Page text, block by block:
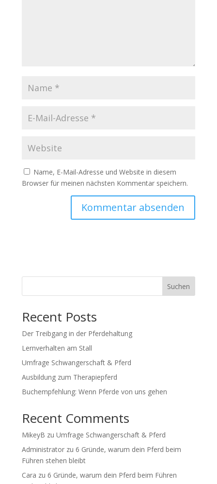
Name, E-Mail-Adresse und Website in diesem
Browser für meinen nächsten Kommentar speichern.
Suchen
Recent Posts
Der Treibgang in der Pferdehaltung
Lernverhalten am Stall
Umfrage Schwangerschaft & Pferd
Ausbildung zum Therapiepferd
Buchempfehlung: Wenn Pferde von uns gehen
Recent Comments
MikeyB zu Umfrage Schwangerschaft & Pferd
Administratorzu 6 Gründe, warum dein Pferd beim
Führen stehen bleibt
Cara zu 6 Gründe, warum dein Pferd beim Führen